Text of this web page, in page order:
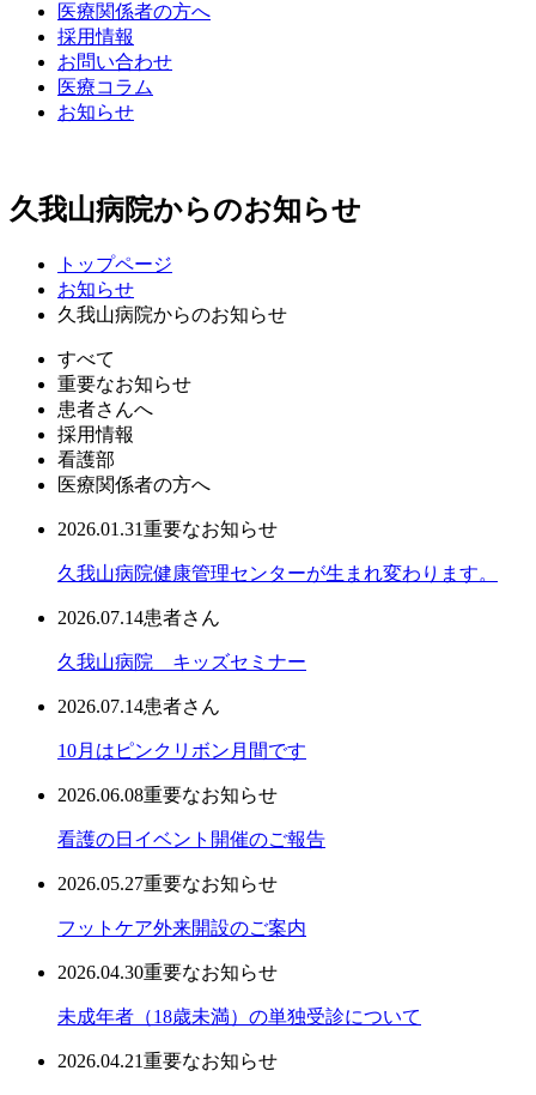
医療関係者の方へ
採用情報
お問い合わせ
医療コラム
お知らせ
久我山病院からのお知らせ
トップページ
お知らせ
久我山病院からのお知らせ
すべて
重要なお知らせ
患者さんへ
採用情報
看護部
医療関係者の方へ
2026.01.31重要なお知らせ
久我山病院健康管理センターが生まれ変わります。
2026.07.14患者さん
久我山病院 キッズセミナー
2026.07.14患者さん
10月はピンクリボン月間です
2026.06.08重要なお知らせ
看護の日イベント開催のご報告
2026.05.27重要なお知らせ
フットケア外来開設のご案内
2026.04.30重要なお知らせ
未成年者（18歳未満）の単独受診について
2026.04.21重要なお知らせ